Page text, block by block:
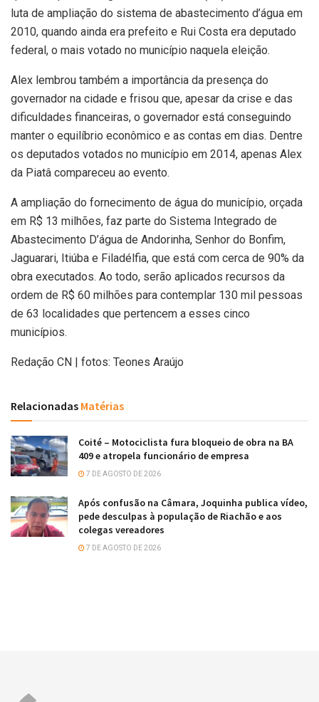
luta de ampliação do sistema de abastecimento d’água em
2010, quando ainda era prefeito e Rui Costa era deputado
federal, o mais votado no município naquela eleição.
Alex lembrou também a importância da presença do
governador na cidade e frisou que, apesar da crise e das
dificuldades financeiras, o governador está conseguindo
manter o equilíbrio econômico e as contas em dias. Dentre
os deputados votados no município em 2014, apenas Alex
da Piatâ compareceu ao evento.
A ampliação do fornecimento de água do município, orçada
em R$ 13 milhões, faz parte do Sistema Integrado de
Abastecimento D’água de Andorinha, Senhor do Bonfim,
Jaguarari, Itiúba e Filadélfia, que está com cerca de 90% da
obra executados. Ao todo, serão aplicados recursos da
ordem de R$ 60 milhões para contemplar 130 mil pessoas
de 63 localidades que pertencem a esses cinco
municípios.
Redação CN | fotos: Teones Araújo
Relacionadas Matérias
Coité – Motociclista fura bloqueio de obra na BA
409 e atropela funcionário de empresa
7 DE AGOSTO DE 2026
Após confusão na Câmara, Joquinha publica vídeo,
pede desculpas à população de Riachão e aos
colegas vereadores
7 DE AGOSTO DE 2026